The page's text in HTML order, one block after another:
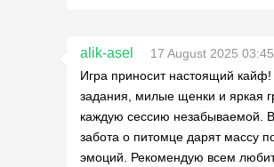
alik-asel
17 August 2025 03:45
Игра приносит настоящий кайф!
задания, милые щенки и яркая
каждую сессию незабываемой.
забота о питомце дарят массу
эмоций. Рекомендую всем